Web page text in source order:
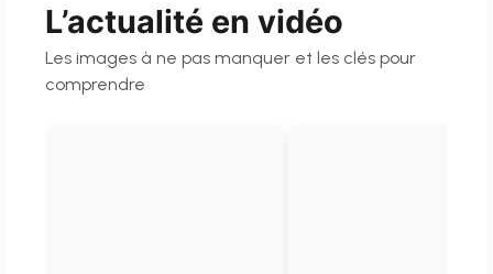
L’actualité en vidéo
Les images à ne pas manquer et les clés pour
comprendre